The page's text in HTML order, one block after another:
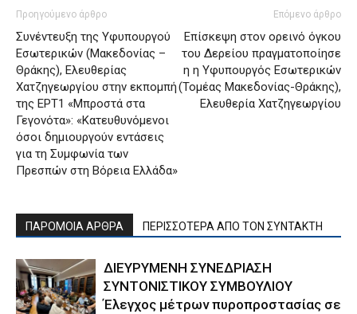
Προηγούμενο άρθρο
Συνέντευξη της Υφυπουργού
Εσωτερικών (Μακεδονίας –
Θράκης), Ελευθερίας
Χατζηγεωργίου στην εκπομπή
της ΕΡΤ1 «Μπροστά στα
Γεγονότα»: «Κατευθυνόμενοι
όσοι δημιουργούν εντάσεις
για τη Συμφωνία των
Πρεσπών στη Βόρεια Ελλάδα»
Επόμενο άρθρο
Επίσκεψη στον ορεινό όγκου
του Δερείου πραγματοποίησε
η η Υφυπουργός Εσωτερικών
(Τομέας Μακεδονίας-Θράκης),
Ελευθερία Χατζηγεωργίου
ΠΑΡΟΜΟΙΑ ΑΡΘΡΑ ΠΕΡΙΣΣΟΤΕΡΑ ΑΠΟ ΤΟΝ ΣΥΝΤΑΚΤΗ
ΔΙΕΥΡΥΜΕΝΗ ΣΥΝΕΔΡΙΑΣΗ
ΣΥΝΤΟΝΙΣΤΙΚΟΥ ΣΥΜΒΟΥΛΙΟΥ
Έλεγχος μέτρων πυροπροστασίας σε